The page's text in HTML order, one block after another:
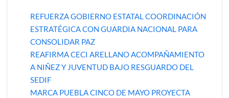
REFUERZA GOBIERNO ESTATAL COORDINACIÓN
ESTRATÉGICA CON GUARDIA NACIONAL PARA
CONSOLIDAR PAZ
REAFIRMA CECI ARELLANO ACOMPAÑAMIENTO
A NIÑEZ Y JUVENTUD BAJO RESGUARDO DEL
SEDIF
MARCA PUEBLA CINCO DE MAYO PROYECTA